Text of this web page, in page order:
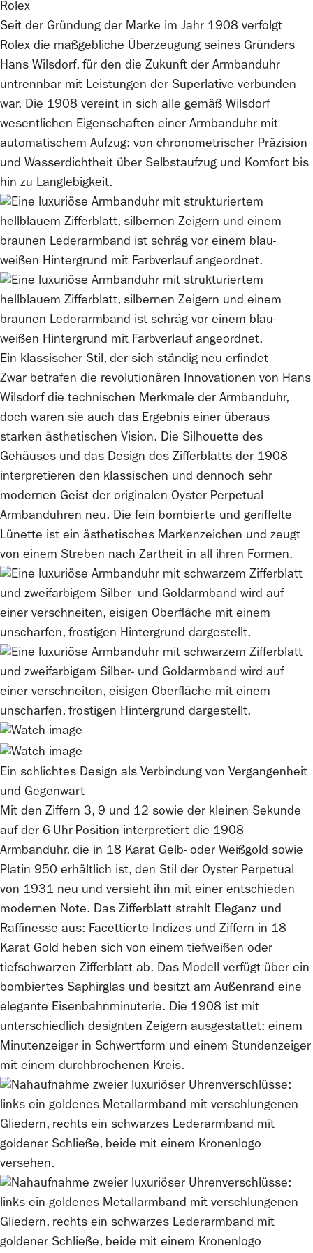
Rolex
Seit der Gründung der Marke im Jahr 1908 verfolgt
Rolex die maßgebliche Überzeugung seines Gründers
Hans Wilsdorf, für den die Zukunft der Armbanduhr
untrennbar mit Leistungen der Superlative verbunden
war. Die 1908 vereint in sich alle gemäß Wilsdorf
wesentlichen Eigenschaften einer Armbanduhr mit
automatischem Aufzug: von chronometrischer Präzision
und Wasserdichtheit über Selbstaufzug und Komfort bis
hin zu Langlebigkeit.
Ein klassischer Stil, der sich ständig neu erfindet
Zwar betrafen die revolutionären Innovationen von Hans
Wilsdorf die technischen Merkmale der Armbanduhr,
doch waren sie auch das Ergebnis einer überaus
starken ästhetischen Vision. Die Silhouette des
Gehäuses und das Design des Zifferblatts der 1908
interpretieren den klassischen und dennoch sehr
modernen Geist der originalen Oyster Perpetual
Armbanduhren neu. Die fein bombierte und geriffelte
Lünette ist ein ästhetisches Markenzeichen und zeugt
von einem Streben nach Zartheit in all ihren Formen.
Ein schlichtes Design als Verbindung von Vergangenheit
und Gegenwart
Mit den Ziffern 3, 9 und 12 sowie der kleinen Sekunde
auf der 6‑Uhr-Position interpretiert die 1908
Armbanduhr, die in 18 Karat Gelb- oder Weißgold sowie
Platin 950 erhältlich ist, den Stil der Oyster Perpetual
von 1931 neu und versieht ihn mit einer entschieden
modernen Note. Das Zifferblatt strahlt Eleganz und
Raffinesse aus: Facettierte Indizes und Ziffern in 18
Karat Gold heben sich von einem tiefweißen oder
tiefschwarzen Zifferblatt ab. Das Modell verfügt über ein
bombiertes Saphirglas und besitzt am Außenrand eine
elegante Eisenbahnminuterie. Die 1908 ist mit
unterschiedlich designten Zeigern ausgestattet: einem
Minutenzeiger in Schwertform und einem Stundenzeiger
mit einem durchbrochenen Kreis.